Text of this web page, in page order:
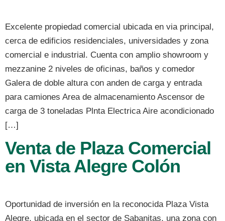
Excelente propiedad comercial ubicada en via principal,
cerca de edificios residenciales, universidades y zona
comercial e industrial. Cuenta con amplio showroom y
mezzanine 2 niveles de oficinas, baños y comedor
Galera de doble altura con anden de carga y entrada
para camiones Area de almacenamiento Ascensor de
carga de 3 toneladas Plnta Electrica Aire acondicionado
[…]
Venta de Plaza Comercial
en Vista Alegre Colón
Oportunidad de inversión en la reconocida Plaza Vista
Alegre, ubicada en el sector de Sabanitas, una zona con